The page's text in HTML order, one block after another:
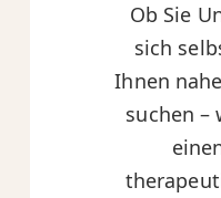
Ob Sie
sich
Ihnen
suchen –